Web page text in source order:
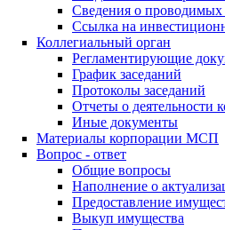
Сведения о проводимых
Ссылка на
Коллегиальный орган
Регламентирующие
График заседаний
Протоколы заседаний
Отчеты о деятельности
Иные документы
Материалы корпорации МСП
Вопрос - ответ
Общие вопросы
Наполнение о
Предоставление
Выкуп имущества